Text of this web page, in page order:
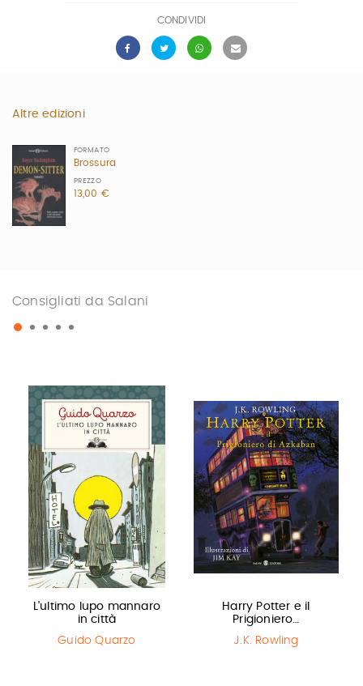
CONDIVIDI
Altre edizioni
FORMATO
Brossura
PREZZO
13,00 €
Consigliati da Salani
L'ultimo lupo mannaro
in città
Guido Quarzo
Harry Potter e il
Prigioniero…
J.K. Rowling